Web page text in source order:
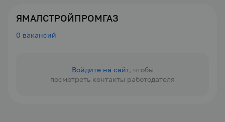
ЯМАЛСТРОЙПРОМГАЗ
0 вакансий
Войдите на сайт, чтобы
посмотреть контакты работодателя
Отзывы